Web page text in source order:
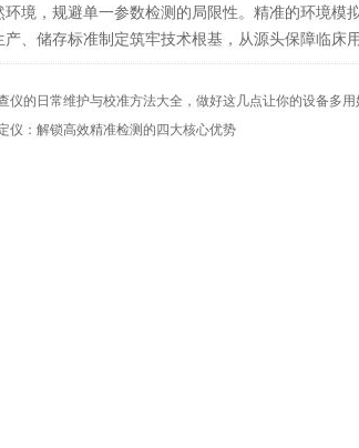
境，规避单一参数检测的局限性。精准的环境
、储存标准制定筑牢技术根基，从源头保障临床
仪的日常维护与校准方法大全，做好这几点让你的设备多用
仪：解锁高效精准检测的四大核心优势